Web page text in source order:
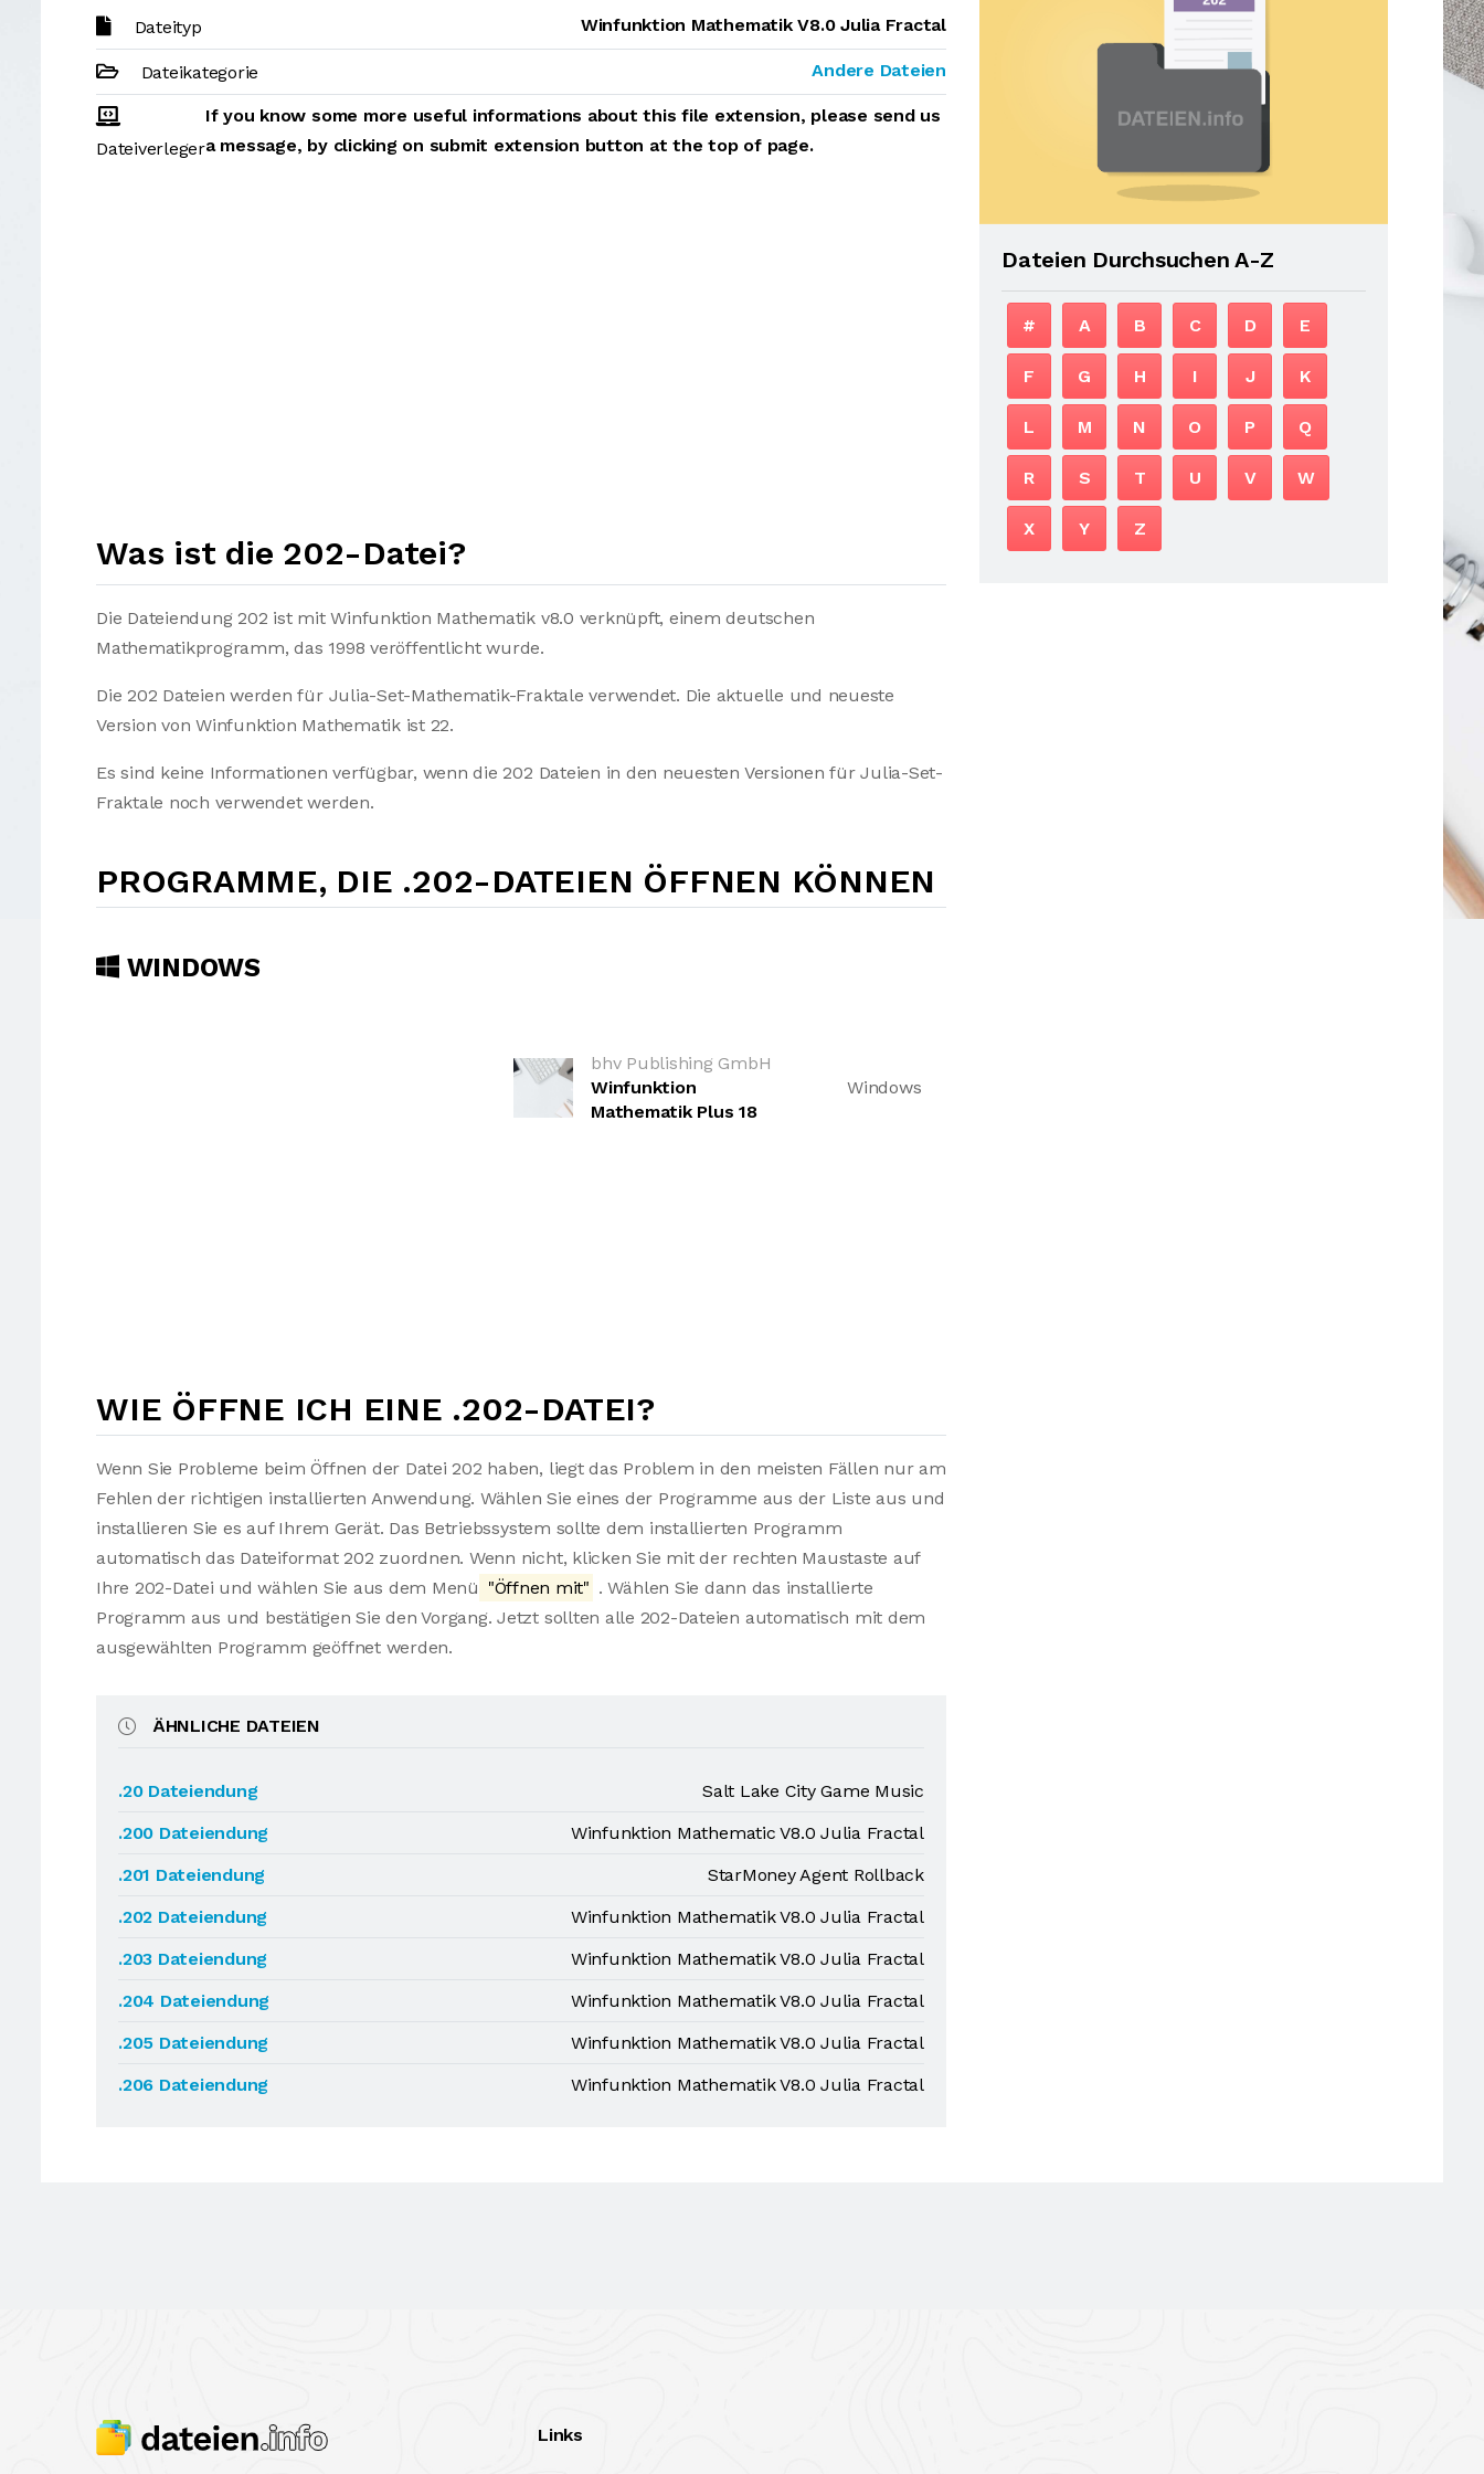
Dateityp Winfunktion Mathematik V8.0 Julia Fractal
Dateikategorie Andere Dateien
Dateiverleger
If you know some more useful informations about this file extension, please send us
a message, by clicking on submit extension button at the top of page.
Was ist die 202-Datei?
Die Dateiendung 202 ist mit Winfunktion Mathematik v8.0 verknüpft, einem deutschen
Mathematikprogramm, das 1998 veröffentlicht wurde.
Die 202 Dateien werden für Julia-Set-Mathematik-Fraktale verwendet. Die aktuelle und neueste
Version von Winfunktion Mathematik ist 22.
Es sind keine Informationen verfügbar, wenn die 202 Dateien in den neuesten Versionen für Julia-Set-
Fraktale noch verwendet werden.
PROGRAMME, DIE .202-DATEIEN ÖFFNEN KÖNNEN
WINDOWS
bhv Publishing GmbH
Winfunktion
Mathematik Plus 18
Windows
WIE ÖFFNE ICH EINE .202-DATEI?
Wenn Sie Probleme beim Öffnen der Datei 202 haben, liegt das Problem in den meisten Fällen nur am
Fehlen der richtigen installierten Anwendung. Wählen Sie eines der Programme aus der Liste aus und
installieren Sie es auf Ihrem Gerät. Das Betriebssystem sollte dem installierten Programm
automatisch das Dateiformat 202 zuordnen. Wenn nicht, klicken Sie mit der rechten Maustaste auf
Ihre 202-Datei und wählen Sie aus dem Menü "Öffnen mit" . Wählen Sie dann das installierte
Programm aus und bestätigen Sie den Vorgang. Jetzt sollten alle 202-Dateien automatisch mit dem
ausgewählten Programm geöffnet werden.
ÄHNLICHE DATEIEN
.20 Dateiendung
Salt Lake City Game Music
.200 Dateiendung
Winfunktion Mathematic V8.0 Julia Fractal
.201 Dateiendung
StarMoney Agent Rollback
.202 Dateiendung
Winfunktion Mathematik V8.0 Julia Fractal
.203 Dateiendung
Winfunktion Mathematik V8.0 Julia Fractal
.204 Dateiendung
Winfunktion Mathematik V8.0 Julia Fractal
.205 Dateiendung
Winfunktion Mathematik V8.0 Julia Fractal
.206 Dateiendung
Winfunktion Mathematik V8.0 Julia Fractal
Dateien Durchsuchen A-Z
# A B C D E
F G H I J K
L M N O P Q
R S T U V W
X Y Z
Links